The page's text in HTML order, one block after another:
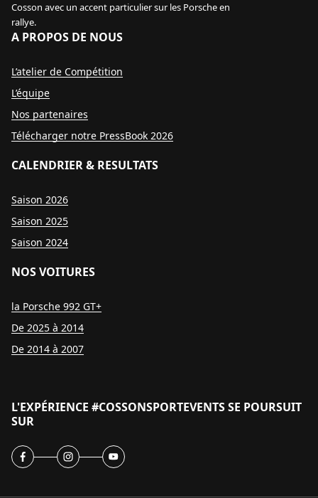
Cosson avec un accent particulier sur les Porsche en
rallye.
A PROPOS DE NOUS
L’atelier de Compétition
L’équipe
Nos partenaires
Télécharger notre PressBook 2026
CALENDRIER & RESULTATS
Saison 2026
Saison 2025
Saison 2024
NOS VOITURES
la Porsche 992 GT+
De 2025 à 2014
De 2014 à 2007
L'EXPÉRIENCE #COSSONSPORTEVENTS SE POURSUIT
SUR